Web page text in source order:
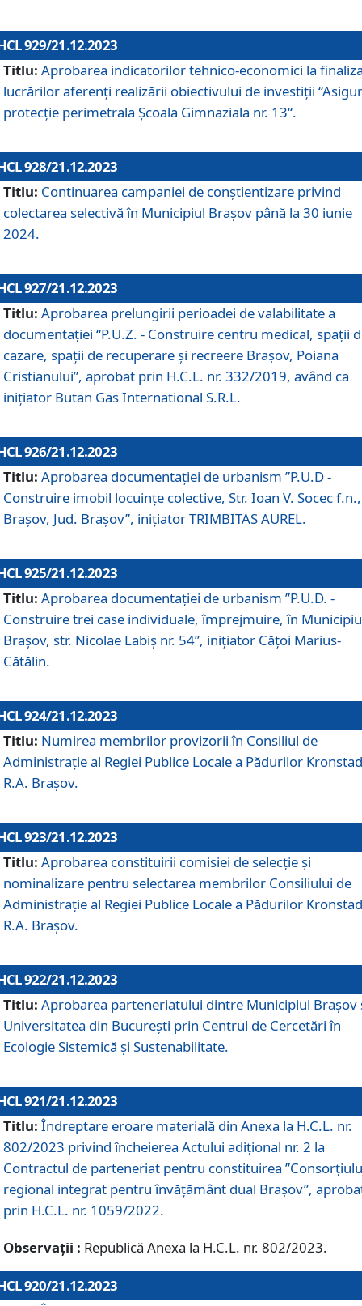
929/21.12.2023
Titlu: Aprobarea indicatorilor tehnico-economici la
lucrărilor aferenți realizării obiectivului de investiții
protecție perimetrala Școala Gimnaziala nr. 13“.
928/21.12.2023
Titlu: Continuarea campaniei de conștientizare privind
colectarea selectivă în Municipiul Braşov până la 30 iunie
2024.
927/21.12.2023
Titlu: Aprobarea prelungirii perioadei de valabilitate a
documentaţiei “P.U.Z. - Construire centru medical, spații
cazare, spații de recuperare și recreere Brașov, Poiana
Cristianului”, aprobat prin H.C.L. nr. 332/2019, având ca
inițiator Butan Gas International S.R.L.
926/21.12.2023
Titlu: Aprobarea documentaţiei de urbanism ”P.U.D -
Construire imobil locuințe colective, Str. Ioan V. Socec f.n.,
Brașov, Jud. Brașov”, inițiator TRIMBITAS AUREL.
925/21.12.2023
Titlu: Aprobarea documentaţiei de urbanism ”P.U.D. -
Construire trei case individuale, împrejmuire, în
Brașov, str. Nicolae Labiș nr. 54”, inițiator Cățoi Marius-
Cătălin.
924/21.12.2023
Titlu: Numirea membrilor provizorii în Consiliul de
Administraţie al Regiei Publice Locale a Pădurilor
R.A. Brașov.
923/21.12.2023
Titlu: Aprobarea constituirii comisiei de selecție și
nominalizare pentru selectarea membrilor Consiliului de
Administrație al Regiei Publice Locale a Pădurilor
R.A. Brașov.
922/21.12.2023
Titlu: Aprobarea parteneriatului dintre Municipiul Brașov
Universitatea din București prin Centrul de Cercetări în
Ecologie Sistemică și Sustenabilitate.
921/21.12.2023
Titlu: Îndreptare eroare materială din Anexa la H.C.L. nr.
802/2023 privind încheierea Actului adițional nr. 2 la
Contractul de parteneriat pentru constituirea
regional integrat pentru învățământ dual Brașov”,
prin H.C.L. nr. 1059/2022.
Observații : Republică Anexa la H.C.L. nr. 802/2023.
920/21.12.2023